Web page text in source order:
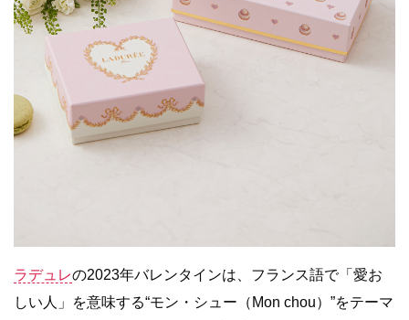
ラデュレの2023年バレンタインは、フランス語で「愛お
しい人」を意味する“モン・シュー（Mon chou）”をテーマ